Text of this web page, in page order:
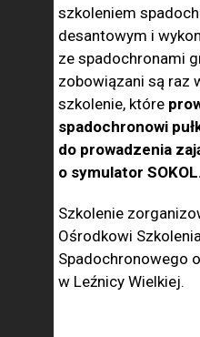
szkoleniem
desantowym i
ze spadochronami
zobowiązani są raz
szkolenie, które
spadochronowi
do prowadzenia
o symulator
Szkolenie
Ośrodkowi
Spadochronowego
w Leźnicy Wielkiej.